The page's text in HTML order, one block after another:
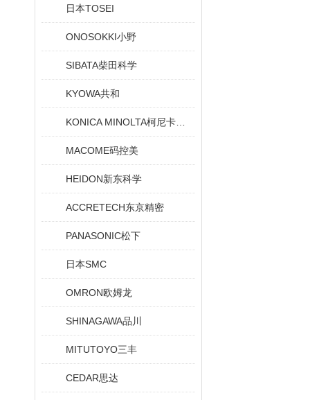
日本TOSEI
ONOSOKKI小野
SIBATA柴田科学
KYOWA共和
MACOME码控美
HEIDON新东科学
ACCRETECH东京精密
PANASONIC松下
日本SMC
OMRON欧姆龙
SHINAGAWA品川
MITUTOYO三丰
CEDAR思达